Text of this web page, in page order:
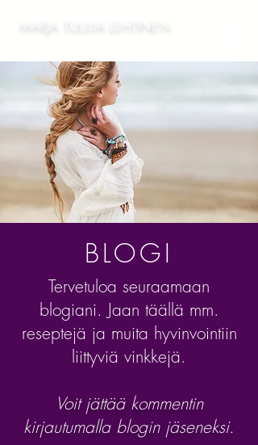
MARJA TUULIA LEHTINEN
BLOGI
Tervetuloa seuraamaan
blogiani. Jaan täällä mm.
reseptejä ja muita hyvinvointiin
liittyviä vinkkejä.
Voit jättää kommentin
kirjautumalla blogin jäseneksi.